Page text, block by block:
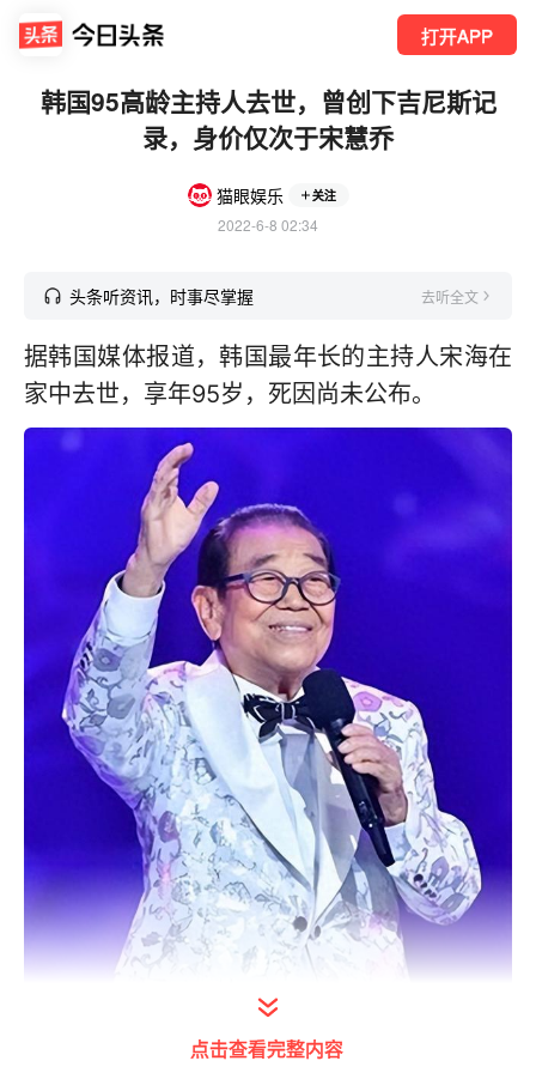
打开APP
韩国95高龄主持人去世，曾创下吉尼斯记
录，身价仅次于宋慧乔
猫眼娱乐 关注
2022-6-8 02:34
头条听资讯，时事尽掌握 去听全文
据韩国媒体报道，韩国最年长的主持人宋海在
家中去世，享年95岁，死因尚未公布。
点击查看完整内容